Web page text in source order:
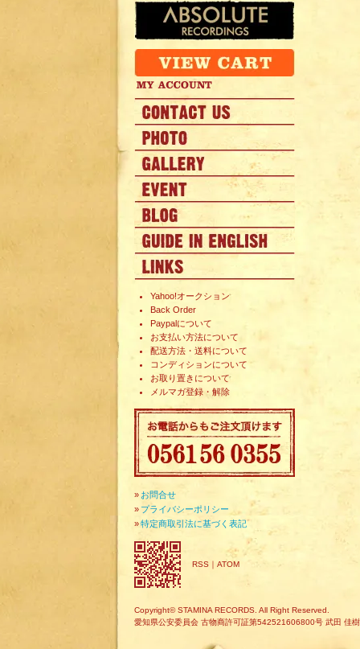
Yahoo!オークション
Back Order
Paypalについて
お支払い方法について
配送方法・送料について
コンディションについて
お取り置きについて
メルマガ登録・解除
» お問合せ
» プライバシーポリシー
»特定商取引法に基づく表記
RSS ｜ ATOM
Copyright© STAMINA RECORDS. All Right Reserved.
愛知県公安委員会 古物商許可証第542521606800号 武田 佳樹